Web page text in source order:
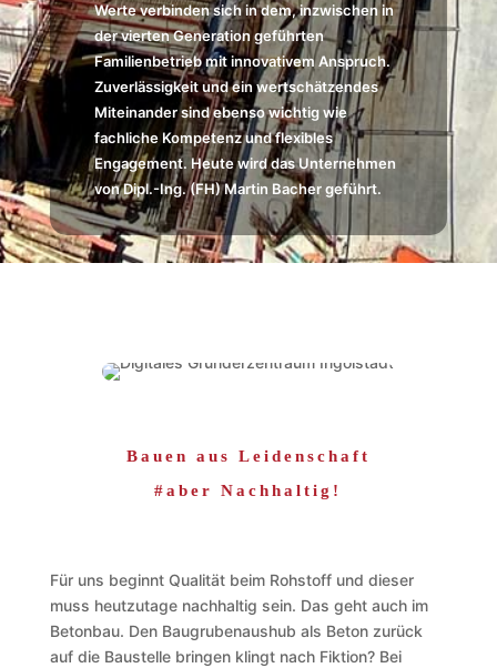
Werte verbinden sich in dem, inzwischen in
der vierten Generation geführten
Familienbetrieb mit innovativem Anspruch.
Zuverlässigkeit und ein wertschätzendes
Miteinander sind ebenso wichtig wie
fachliche Kompetenz und flexibles
Engagement. Heute wird das Unternehmen
von Dipl.-Ing. (FH) Martin Bacher geführt.
Bauen aus Leidenschaft
#aber Nachhaltig!
Für uns beginnt Qualität beim Rohstoff und dieser
muss heutzutage nachhaltig sein. Das geht auch im
Betonbau. Den Baugrubenaushub als Beton zurück
auf die Baustelle bringen klingt nach Fiktion? Bei